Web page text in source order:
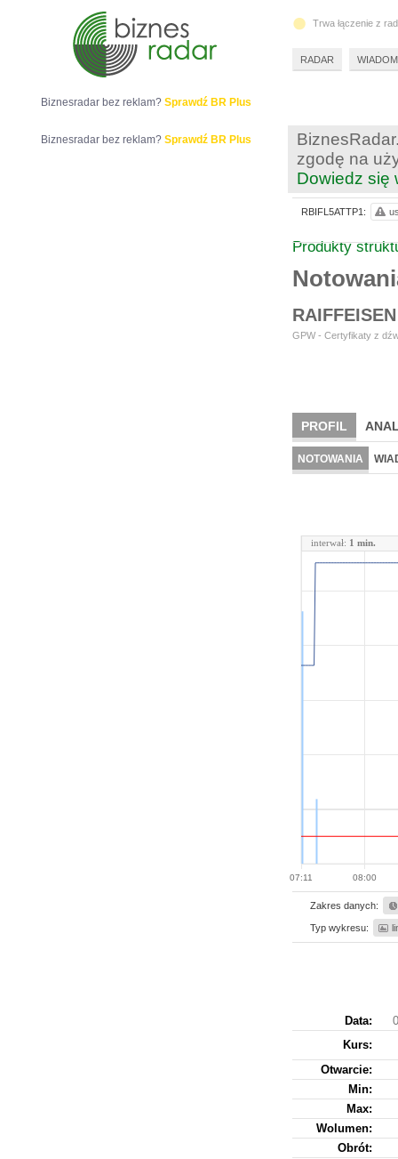
zgodę na
Dowiedz się
Produkty
GPW - Certyfikaty z
PROFIL
NOTOWANIA
07:11 08:00
interwał: 1 min.
Zakres danych:
Typ wykresu:
Data:
Kurs:
Otwarcie:
Min:
Max:
Wolumen:
Obrót:
RBIFL5ATTP1:
Biznesradar bez reklam? Sprawdź BR Plus
Biznesradar bez reklam? Sprawdź BR Plus
Trwa łączenie z
RADAR